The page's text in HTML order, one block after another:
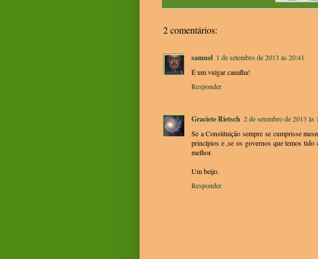
2 comentários:
samuel 1 de setembro de 2013 às 20:41
É um vulgar canalha!
Responder
Graciete Rietsch 2 de setembro de 2013 às
Se a Constituição sempre se cumprisse
princípios e ,se os governos que temos
melhor.
Um beijo.
Responder